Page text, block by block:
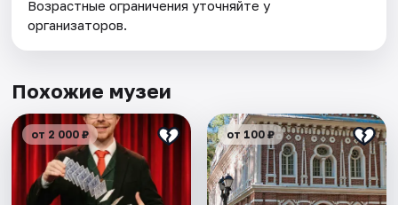
Возрастные ограничения уточняйте у
организаторов.
Похожие музеи
от 2 000 ₽ от 100 ₽